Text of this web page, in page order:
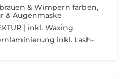
& Wimpern färben,
& Augenmaske
| inkl. Waxing
inkl. Lash-